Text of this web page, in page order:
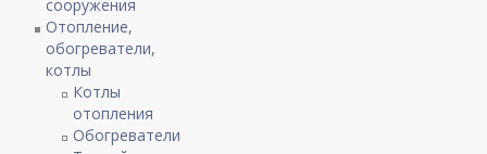
сооружения
Отопление,
обогреватели,
котлы
Котлы
отопления
Обогреватели